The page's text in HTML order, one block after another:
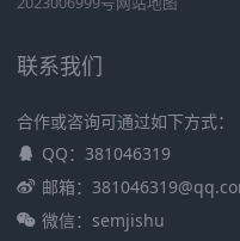
联系我们
合作或咨询可通过如下方式：
QQ：381046319
邮箱：
微信：semjishu